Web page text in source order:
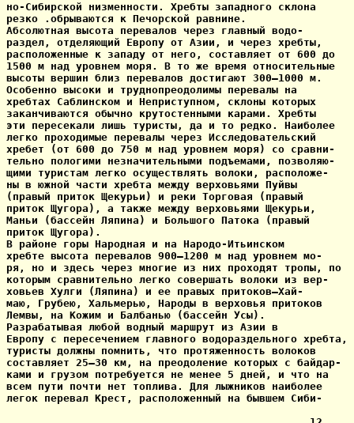
но-Сибирской низменности. Хребты западного склона
резко .обрываются к Печорской равнине.
Абсолютная высота перевалов через главный водо-
раздел, отделяющий Европу от Азии, и через хребты,
расположенные к западу от него, составляет от 600 до
1500 м над уровнем моря. В то же время относительные
высоты вершин близ перевалов достигают 300—1000 м.
Особенно высоки и труднопреодолимы перевалы на
хребтах Саблинском и Неприступном, склоны которых
заканчиваются обычно крутостенными карами. Хребты
эти пересекали лишь туристы, да и то редко. Наиболее
легко проходимые перевалы через Исследовательский
хребет (от 600 до 750 м над уровнем моря) со сравни-
тельно пологими незначительными подъемами, позволяю-
щими туристам легко осуществлять волоки, расположе-
ны в южной части хребта между верховьями Пуйвы
(правый приток Щекурьи) и реки Торговая (правый
приток Щугора), а также между верховьями Щекурьи,
Маньи (бассейн Ляпина) и Большого Патока (правый
приток Щугора).
В районе горы Народная и на Народо-Итьинском
хребте высота перевалов 900—1200 м над уровнем мо-
ря, но и здесь через многие из них проходят тропы, по
которым сравнительно легко совершать волоки из вер-
ховьев Хулги (Ляпина) и ее правых притоков—Хай-
маю, Грубею, Хальмерью, Народы в верховья притоков
Лемвы, на Кожим и Балбанью (бассейн Усы).
Разрабатывая любой водный маршрут из Азии в
Европу с пересечением главного водораздельного хребта,
туристы должны помнить, что протяженность волоков
составляет 25—30 км, на преодоление которых с байдар-
ками и грузом потребуется не менее 5 дней, и что на
всем пути почти нет топлива. Для лыжников наиболее
легок перевал Крест, расположенный на бывшем Сиби-